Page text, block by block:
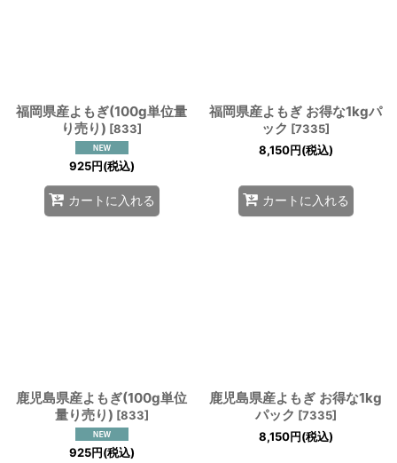
福岡県産よもぎ(100g単位量
り売り) [833]
925円(税込)
カートに入れる
福岡県産よもぎ お得な1kgパ
ック [7335]
8,150円(税込)
カートに入れる
鹿児島県産よもぎ(100g単位
量り売り) [833]
925円(税込)
鹿児島県産よもぎ お得な1kg
パック [7335]
8,150円(税込)